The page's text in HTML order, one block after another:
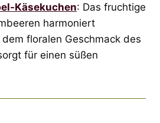
Käsekuchen: Das fruchtige
harmoniert
floralen Geschmack des
für einen süßen